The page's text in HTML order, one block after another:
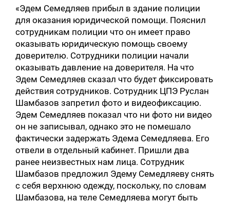
«Эдем Семедляев прибыл в здание полиции
для оказания юридической помощи. Пояснил
сотрудникам полиции что он имеет право
оказывать юридическую помощь своему
доверителю. Сотрудники полиции начали
оказывать давление на доверителя. На что
Эдем Семедляев сказал что будет фиксировать
действия сотрудников. Сотрудник ЦПЭ Руслан
Шамбазов запретил фото и видеофиксацию.
Эдем Семедляев показал что ни фото ни видео
он не записывал, однако это не помешало
фактически задержать Эдема Семедляева. Его
отвели в отдельный кабинет. Пришли два
ранее неизвестных нам лица. Сотрудник
Шамбазов предложил Эдему Семедляеву снять
с себя верхнюю одежду, поскольку, по словам
Шамбазова, на теле Семедляева могут быть